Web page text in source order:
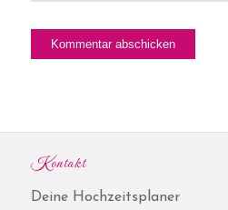
Kontakt
Deine Hochzeitsplaner